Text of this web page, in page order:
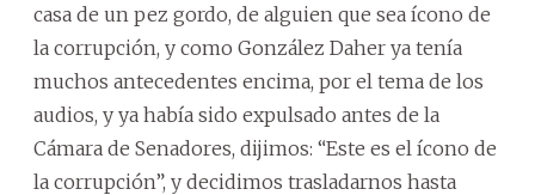
casa de un pez gordo, de alguien que sea ícono de
la corrupción, y como González Daher ya tenía
muchos antecedentes encima, por el tema de los
audios, y ya había sido expulsado antes de la
Cámara de Senadores, dijimos: “Este es el ícono de
la corrupción”, y decidimos trasladarnos hasta